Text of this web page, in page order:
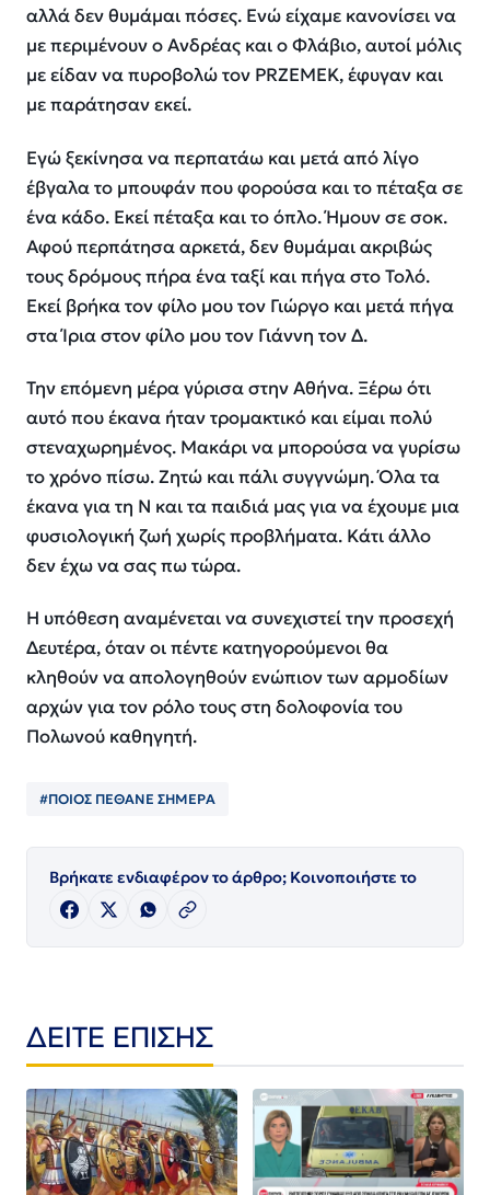
αλλά δεν θυμάμαι πόσες. Ενώ είχαμε κανονίσει να
με περιμένουν ο Ανδρέας και ο Φλάβιο, αυτοί μόλις
με είδαν να πυροβολώ τον PRZEMEK, έφυγαν και
με παράτησαν εκεί.
Εγώ ξεκίνησα να περπατάω και μετά από λίγο
έβγαλα το μπουφάν που φορούσα και το πέταξα σε
ένα κάδο. Εκεί πέταξα και το όπλο. Ήμουν σε σοκ.
Αφού περπάτησα αρκετά, δεν θυμάμαι ακριβώς
τους δρόμους πήρα ένα ταξί και πήγα στο Τολό.
Εκεί βρήκα τον φίλο μου τον Γιώργο και μετά πήγα
στα Ίρια στον φίλο μου τον Γιάννη τον Δ.
Την επόμενη μέρα γύρισα στην Αθήνα. Ξέρω ότι
αυτό που έκανα ήταν τρομακτικό και είμαι πολύ
στεναχωρημένος. Μακάρι να μπορούσα να γυρίσω
το χρόνο πίσω. Ζητώ και πάλι συγγνώμη. Όλα τα
έκανα για τη Ν και τα παιδιά μας για να έχουμε μια
φυσιολογική ζωή χωρίς προβλήματα. Κάτι άλλο
δεν έχω να σας πω τώρα.
Η υπόθεση αναμένεται να συνεχιστεί την προσεχή
Δευτέρα, όταν οι πέντε κατηγορούμενοι θα
κληθούν να απολογηθούν ενώπιον των αρμοδίων
αρχών για τον ρόλο τους στη δολοφονία του
Πολωνού καθηγητή.
#ΠΟΙΟΣ ΠΈΘΑΝΕ ΣΗΜΕΡΑ
Βρήκατε ενδιαφέρον το άρθρο; Κοινοποιήστε το
ΔΕΙΤΕ ΕΠΙΣΗΣ